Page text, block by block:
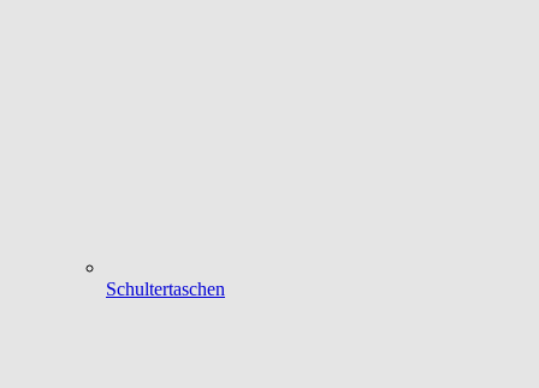
Schultertaschen